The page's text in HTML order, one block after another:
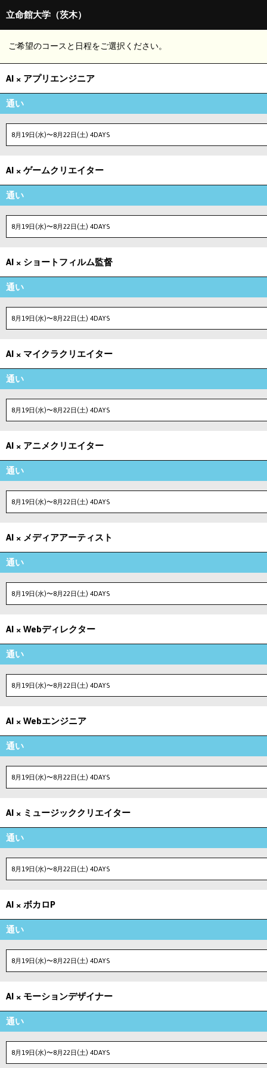
立命館大学（茨木）
ご希望のコースと日程をご選択ください。
AI × アプリエンジニア
通い
8月19日(水)〜8月22日(土) 4DAYS
AI × ゲームクリエイター
通い
8月19日(水)〜8月22日(土) 4DAYS
AI × ショートフィルム監督
通い
8月19日(水)〜8月22日(土) 4DAYS
AI × マイクラクリエイター
通い
8月19日(水)〜8月22日(土) 4DAYS
AI × アニメクリエイター
通い
8月19日(水)〜8月22日(土) 4DAYS
AI × メディアアーティスト
通い
8月19日(水)〜8月22日(土) 4DAYS
AI × Webディレクター
通い
8月19日(水)〜8月22日(土) 4DAYS
AI × Webエンジニア
通い
8月19日(水)〜8月22日(土) 4DAYS
AI × ミュージッククリエイター
通い
8月19日(水)〜8月22日(土) 4DAYS
AI × ボカロP
通い
8月19日(水)〜8月22日(土) 4DAYS
AI × モーションデザイナー
通い
8月19日(水)〜8月22日(土) 4DAYS